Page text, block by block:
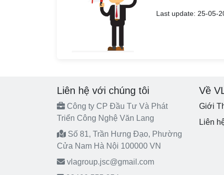
Last update: 25-05-
Liên hệ với chúng tôi
Công ty CP Đầu Tư Và Phát
Triển Công Nghệ Văn Lang
Số 81, Trần Hưng Đạo, Phường
Cửa Nam Hà Nội 100000 VN
vlagroup.jsc@gmail.com
Về
Giới
Liên